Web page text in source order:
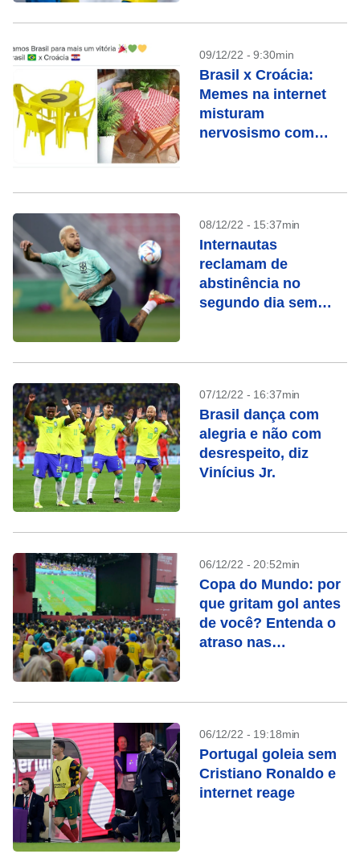
09/12/22 - 9:30min
Brasil x Croácia:
Memes na internet
misturam
nervosismo com
08/12/22 - 15:37min
Internautas
reclamam de
abstinência no
segundo dia sem
07/12/22 - 16:37min
Brasil dança com
alegria e não com
desrespeito, diz
Vinícius Jr.
06/12/22 - 20:52min
Copa do Mundo: por
que gritam gol antes
de você? Entenda o
atraso nas
06/12/22 - 19:18min
Portugal goleia sem
Cristiano Ronaldo e
internet reage